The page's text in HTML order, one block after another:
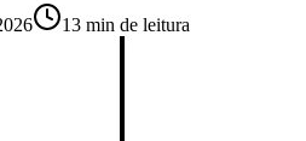
13 min de leitura